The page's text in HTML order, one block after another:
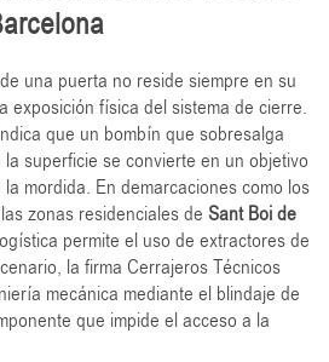
una puerta no reside siempre en su
exposición física del sistema de cierre.
que un bombín que sobresalga
superficie se convierte en un objetivo
mordida. En demarcaciones como los
zonas residenciales de Sant Boi de
permite el uso de extractores de
la firma Cerrajeros Técnicos
mecánica mediante el blindaje de
que impide el acceso a la